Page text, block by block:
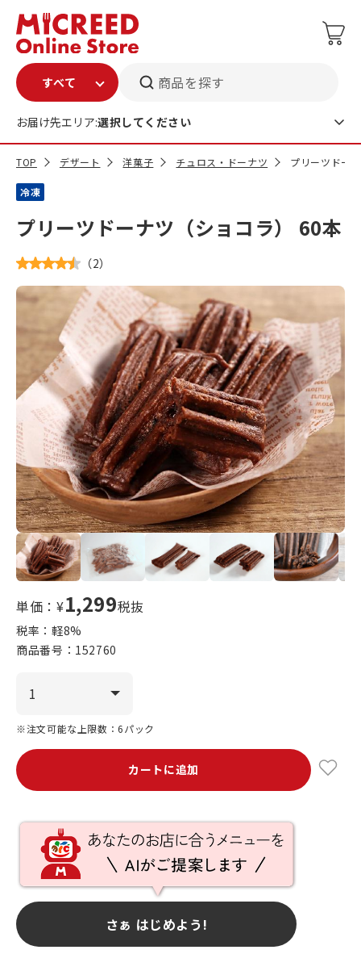
商品を探す
お届け先エリア:選択してください
TOP デザート 洋菓子 チュロス・ドーナツ プリーツドー
冷凍
プリーツドーナツ（ショコラ） 60本
（2）
単価：¥1,299税抜
税率：軽8%
商品番号： 152760
※注文可能な上限数：6パック
カートに追加
さぁ はじめよう!